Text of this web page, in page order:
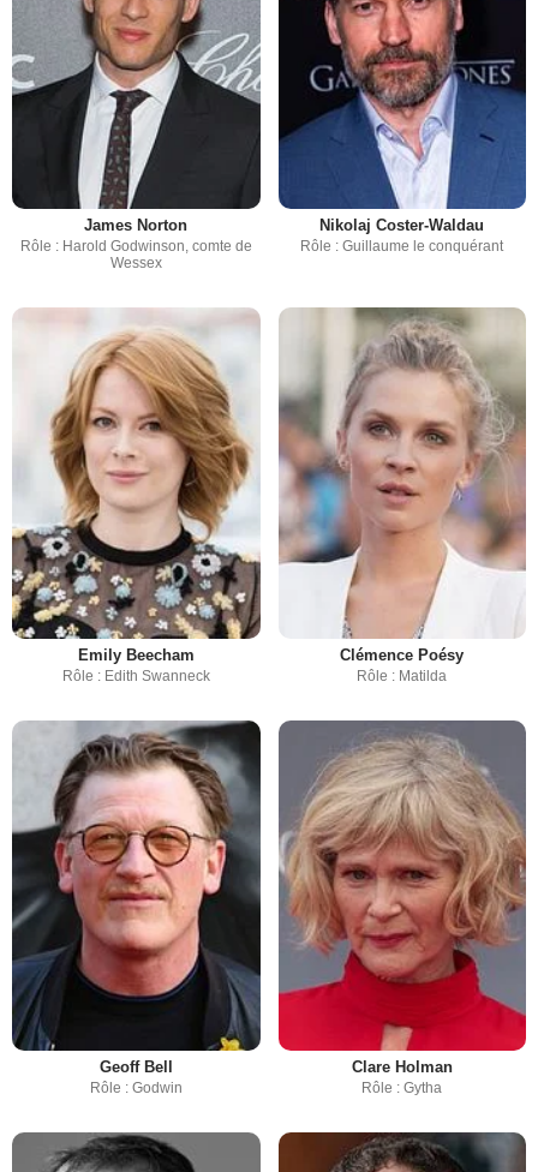
James Norton
Rôle : Harold Godwinson, comte de
Wessex
Nikolaj Coster-Waldau
Rôle : Guillaume le conquérant
Emily Beecham
Rôle : Edith Swanneck
Clémence Poésy
Rôle : Matilda
Geoff Bell
Rôle : Godwin
Clare Holman
Rôle : Gytha